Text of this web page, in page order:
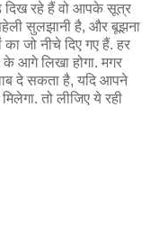
दिख रहे हैं वो आपके सूत्र
सुलझानी है, और बूझना
जो नीचे दिए गए हैं. हर
आगे लिखा होगा. मगर
दे सकता है, यदि आपने
तो लीजिए ये रही